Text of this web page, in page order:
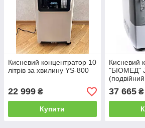
Кисневий концентратор 10
літрів за хвилину YS-800
22 999 ₴
Купити
Кисневий
"БІОМЕД"
(подвійний
37 665₴